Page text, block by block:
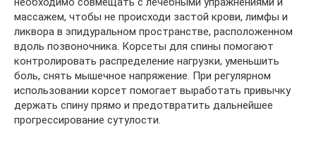
массажем, чтобы не происходи застой крови, лимфы и
ликвора в эпидуральном пространстве, расположенном
вдоль позвоночника. Корсеты для спины помогают
контролировать распределение нагрузки, уменьшить
боль, снять мышечное напряжение. При регулярном
использовании корсет помогает выработать привычку
держать спину прямо и предотвратить дальнейшее
прогрессирование сутулости.